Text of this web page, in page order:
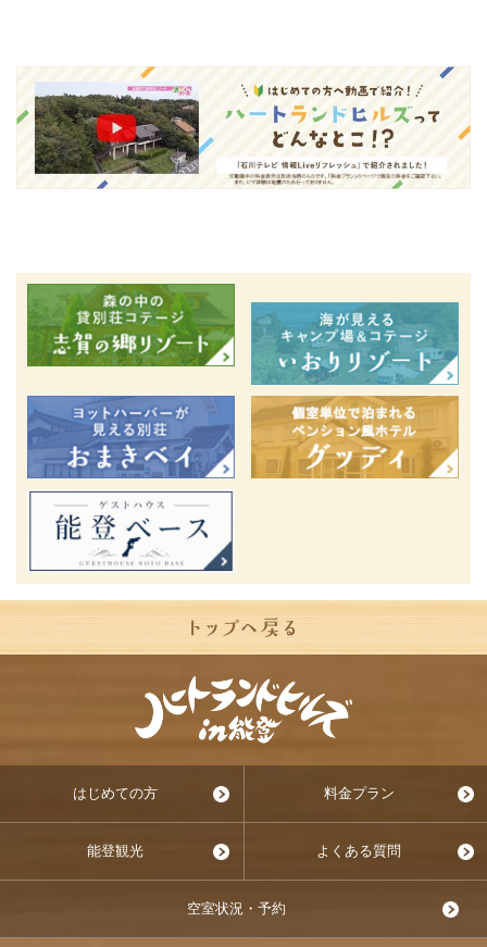
はじめての方 料金プラン
能登観光 よくある質問
空室状況・予約